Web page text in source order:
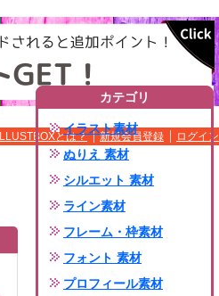
ILLUSTBOXとは？ 新規会員登録 ログイン
カテゴリ
イラスト素材
ぬりえ 素材
シルエット 素材
ライン素材
フレーム・枠素材
フォント 素材
プロフィール素材